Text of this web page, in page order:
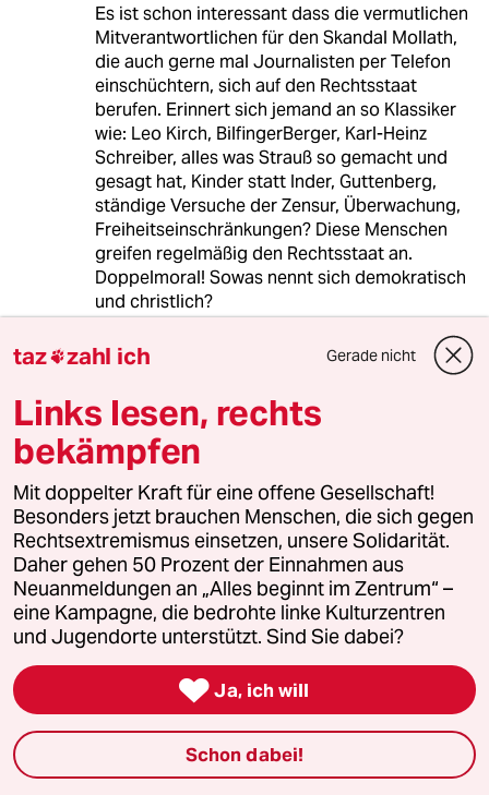
Es ist schon interessant dass die vermutlichen
Mitverantwortlichen für den Skandal Mollath,
die auch gerne mal Journalisten per Telefon
einschüchtern, sich auf den Rechtsstaat
berufen. Erinnert sich jemand an so Klassiker
wie: Leo Kirch, BilfingerBerger, Karl-Heinz
Schreiber, alles was Strauß so gemacht und
gesagt hat, Kinder statt Inder, Guttenberg,
ständige Versuche der Zensur, Überwachung,
Freiheitseinschränkungen? Diese Menschen
greifen regelmäßig den Rechtsstaat an.
Doppelmoral! Sowas nennt sich demokratisch
und christlich?
27.06.2013,18:24 Uhr
Die Politik bleibt stur...das ist gemein...ich habe
auch so manche Forderungen...
Kollabierende Gäste...Volenti non fit inuria
EM Erfahrungen mit dem Flüchtlingsdrama
27.06.2013,18:15 Uhr
Flüchtlingen an, das Asylverfahren zu
beschleunigen und die Anträge der
Streikenden binnen zwei Wochen zu bearbeiten
– ohne Garantie auf positiven Bescheid.
taz zahl ich Gerade nicht
Links lesen, rechts
bekämpfen
Mit doppelter Kraft für eine offene Gesellschaft!
Besonders jetzt brauchen Menschen, die sich gegen
Rechtsextremismus einsetzen, unsere Solidarität.
Daher gehen 50 Prozent der Einnahmen aus
Neuanmeldungen an „Alles beginnt im Zentrum“ –
eine Kampagne, die bedrohte linke Kulturzentren
und Jugendorte unterstützt. Sind Sie dabei?
 Ja, ich will
Schon dabei!